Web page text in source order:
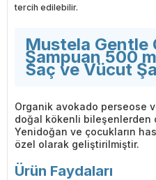
tercih edilebilir.
Mustela Gentle
Şampuan 500
Saç ve Vücut
Organik avokado perseose
doğal kökenli bileşenlerden
Yenidoğan ve çocukların
özel olarak geliştirilmiştir.
Ürün Faydaları